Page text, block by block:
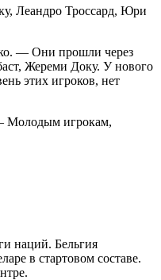
Леандро Троссард, Юри
— Они прошли через
Жереми Доку. У нового
этих игроков, нет
Молодым игрокам,
наций. Бельгия
в стартовом составе.